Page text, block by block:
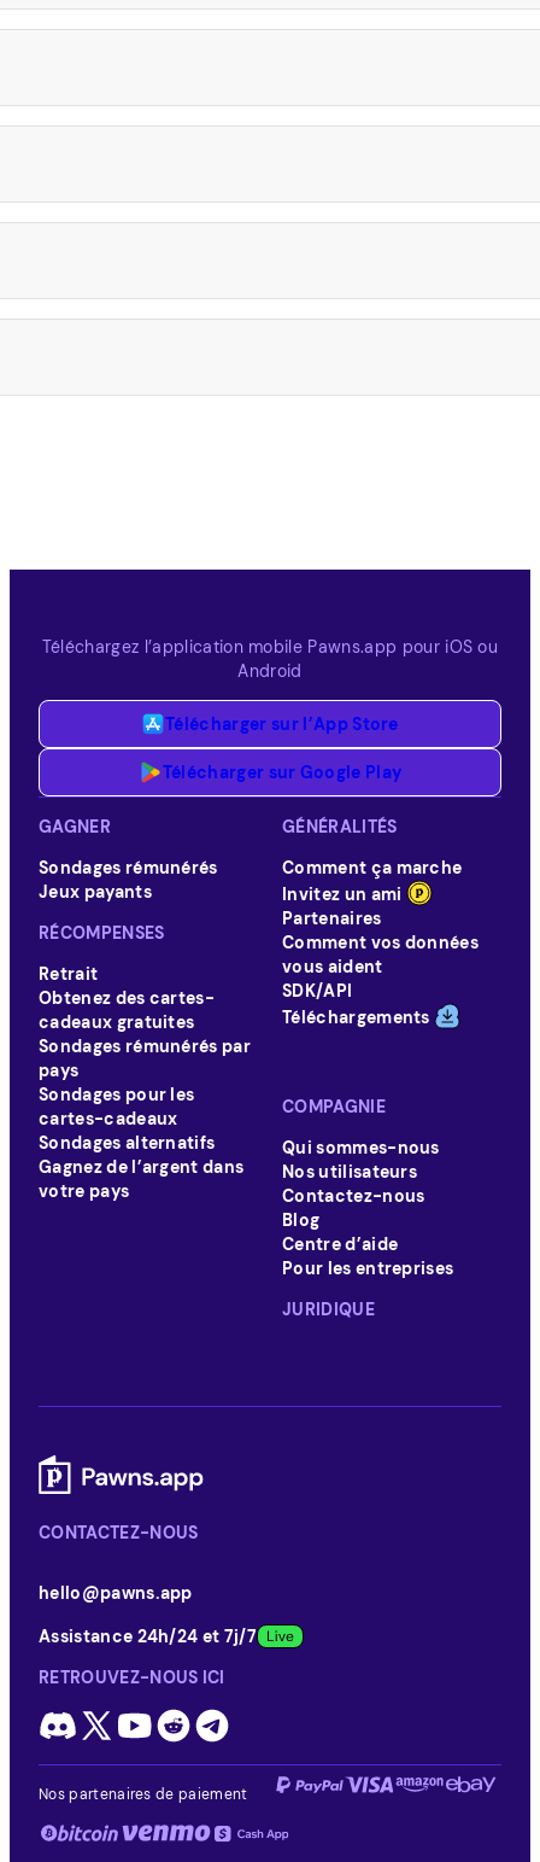
Téléchargez l’application mobile Pawns.app pour iOS ou
Android
Télécharger sur l’App Store
Télécharger sur Google Play
CONTACTEZ-NOUS
hello@pawns.app
Assistance 24h/24 et 7j/7
RETROUVEZ-NOUS ICI
GAGNER
Sondages rémunérés
Jeux payants
RÉCOMPENSES
Retrait
Obtenez des cartes-
cadeaux gratuites
Sondages rémunérés par
pays
Sondages pour les
cartes-cadeaux
Sondages alternatifs
Gagnez de l’argent dans
votre pays
GÉNÉRALITÉS
Comment ça marche
Invitez un ami
Partenaires
Comment vos données
vous aident
SDK/API
Téléchargements
COMPAGNIE
Qui sommes-nous
Nos utilisateurs
Contactez-nous
Blog
Centre d’aide
Pour les entreprises
JURIDIQUE
Nos partenaires de paiement